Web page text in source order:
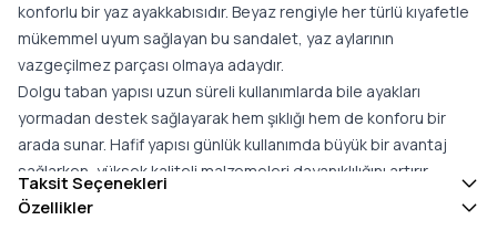
konforlu bir yaz ayakkabısıdır. Beyaz rengiyle her türlü kıyafetle
mükemmel uyum sağlayan bu sandalet, yaz aylarının
vazgeçilmez parçası olmaya adaydır.
Dolgu taban yapısı uzun süreli kullanımlarda bile ayakları
yormadan destek sağlayarak hem şıklığı hem de konforu bir
arada sunar. Hafif yapısı günlük kullanımda büyük bir avantaj
sağlarken, yüksek kaliteli malzemeleri dayanıklılığını artırır.
36’dan 40’a kadar beden seçenekleriyle sunulan bu model, her
Taksit Seçenekleri
Özellikler